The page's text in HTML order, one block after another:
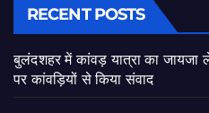
RECENT POSTS
बुलंदशहर में कांवड़ यात्रा का जायजा
पर कांवड़ियों से किया संवाद